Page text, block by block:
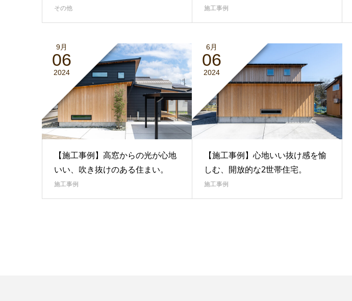
その他 施工事例
9月
06
2024
【施工事例】高窓からの光が心地
いい、吹き抜けのある住まい。
施工事例
6月
06
2024
【施工事例】心地いい抜け感を愉
しむ、開放的な2世帯住宅。
施工事例